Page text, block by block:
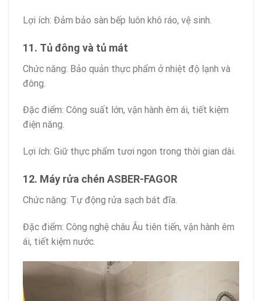
Lợi ích: Đảm bảo sàn bếp luôn khô ráo, vệ sinh.
11. Tủ đông và tủ mát
Chức năng: Bảo quản thực phẩm ở nhiệt độ lạnh và
đông.
Đặc điểm: Công suất lớn, vận hành êm ái, tiết kiệm
điện năng.
Lợi ích: Giữ thực phẩm tươi ngon trong thời gian dài.
12. Máy rửa chén ASBER-FAGOR
Chức năng: Tự động rửa sạch bát đĩa.
Đặc điểm: Công nghệ châu Âu tiên tiến, vận hành êm
ái, tiết kiệm nước.